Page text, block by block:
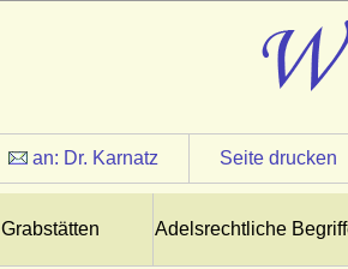
an: Dr. Karnatz Seite drucken
Grabstätten Adelsrechtliche